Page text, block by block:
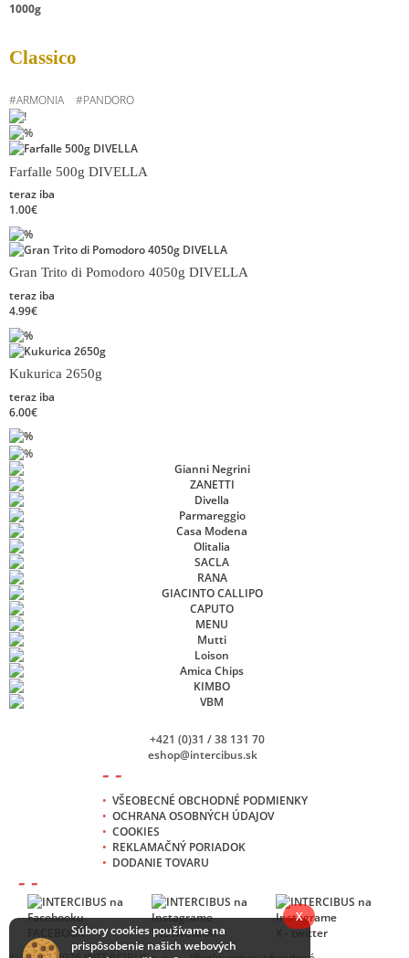
1000g
Classico
#ARMONIA #PANDORO
Farfalle 500g DIVELLA
teraz iba
1.00€
Gran Trito di Pomodoro 4050g DIVELLA
teraz iba
4.99€
Kukurica 2650g
teraz iba
6.00€
+421 (0)31 / 38 131 70
eshop@intercibus.sk
- -
• VŠEOBECNÉ OBCHODNÉ PODMIENKY
• OCHRANA OSOBNÝCH ÚDAJOV
• COOKIES
• REKLAMAČNÝ PORIADOK
• DODANIE TOVARU
- -
FACEBOOK INSTAGRAM
X - twitter
Súbory cookies používame na
prispôsobenie našich webových
X